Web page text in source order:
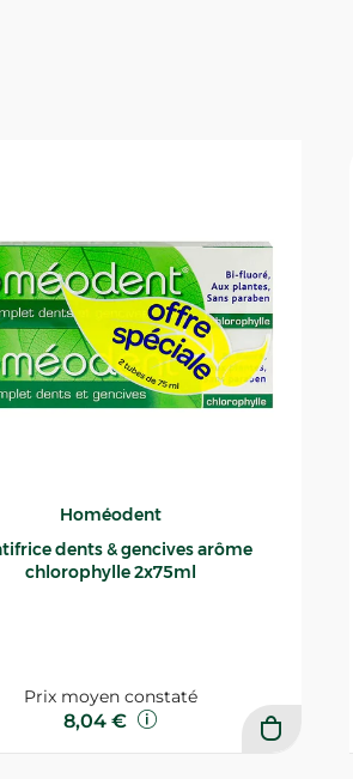
Homéodent
dents & gencives arôme
chlorophylle 2x75ml
Prix moyen constaté
8,04 €